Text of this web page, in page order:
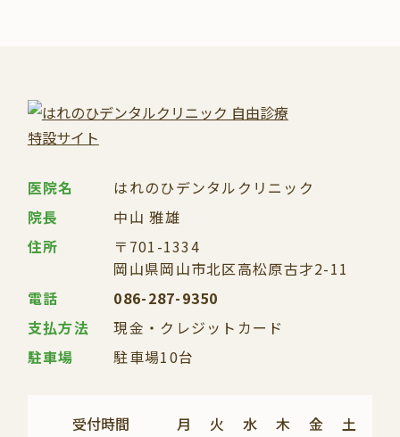
医院名
はれのひデンタルクリニック
院長
中山 雅雄
住所
〒701-1334
岡山県岡山市北区高松原古才2-11
電話
086-287-9350
支払方法
現金・クレジットカード
駐車場
駐車場10台
受付時間 月 火 水 木 金 土